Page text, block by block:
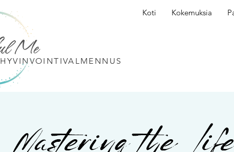
Koti Kokemuksia
HYVINVOINTIVALMENNUS
Mastering the